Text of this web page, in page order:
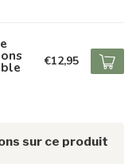
€12,95
sur ce produit